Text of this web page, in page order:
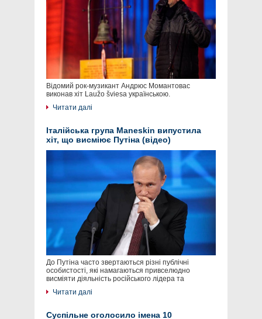
Відомий рок-музикант Андрюс Момантовас
виконав хіт Laužo šviesa українською.
Читати далі
Італійська група Maneskin випустила
хіт, що висміює Путіна (відео)
До Путіна часто звертаються різні публічні
особистості, які намагаються привселюдно
висміяти діяльність російського лідера та
Читати далі
Суспільне оголосило імена 10